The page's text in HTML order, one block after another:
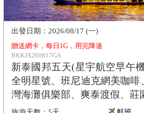
贈送網卡，每日1G，用完降速
BKKJX260817GA
新泰國邦五天(星宇航空早午
全明星號、班尼迪克網美咖啡
灣海灘俱樂部、爽泰渡假、莊
2026/08/17 (一)